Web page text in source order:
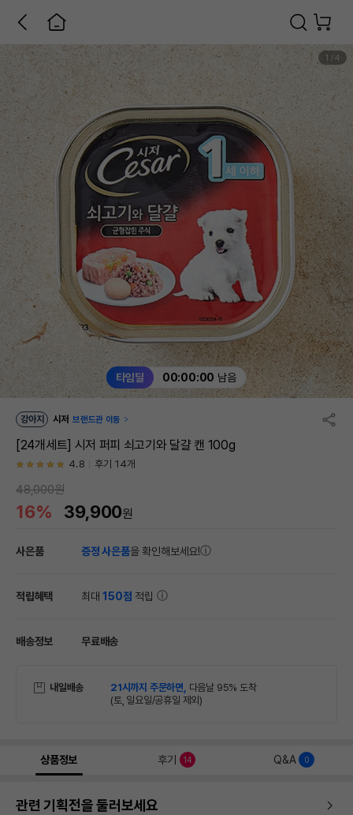
타임딜 00:00:00 남음
1 /4
강아지 시저 브랜드관 이동
[24개세트] 시저 퍼피 쇠고기와 달걀 캔 100g
4.8 후기 14개
48,000원
16% 39,900원
사은품 증정 사은품을 확인해보세요!
적립혜택 최대150점 적립
배송정보 무료배송
내일배송 21시까지 주문하면, 다음날 95% 도착
(토, 일요일/공휴일 제외)
상품정보 후기 14 Q&A 0
관련 기획전을 둘러보세요